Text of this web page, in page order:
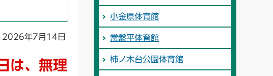
2026年7月14日
は、無理
小金原体育館
常盤平体育館
柿ノ木台公園体育館